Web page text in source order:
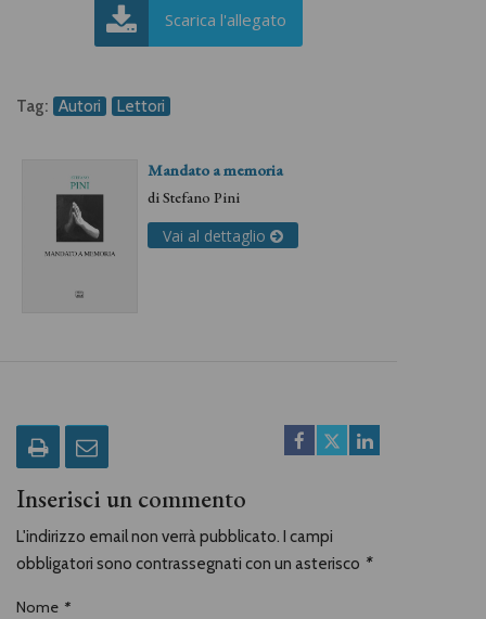
Scarica l'allegato
Tag: Autori Lettori
Mandato a memoria
diStefano Pini
Vai al dettaglio
Inserisci un commento
L'indirizzo email non verrà pubblicato. I campi
obbligatori sono contrassegnati con un asterisco *
Nome *